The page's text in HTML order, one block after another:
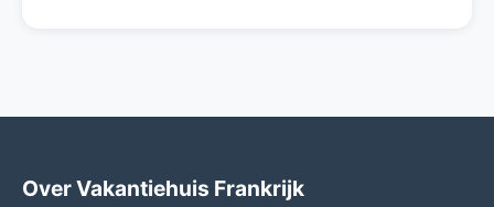
Over Vakantiehuis Frankrijk